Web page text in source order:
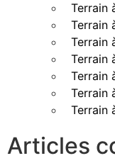
Terrain
Terrain
Terrain
Terrain
Terrain
Terrain
Terrain
Articles